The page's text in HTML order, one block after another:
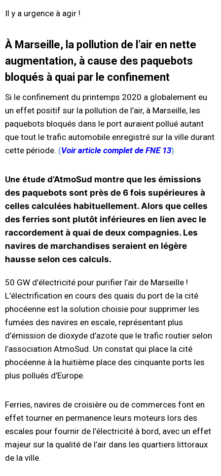
Il y a urgence à agir !
À Marseille, la pollution de l’air en nette
augmentation, à cause des paquebots
bloqués à quai par le confinement
Si le confinement du printemps 2020 a globalement eu
un effet positif sur la pollution de l’air, à Marseille, les
paquebots bloqués dans le port auraient pollué autant
que tout le trafic automobile enregistré sur la ville durant
cette période. (Voir article complet de FNE 13)
Une étude d’AtmoSud montre que les émissions
des paquebots sont près de 6 fois supérieures à
celles calculées habituellement. Alors que celles
des ferries sont plutôt inférieures en lien avec le
raccordement à quai de deux compagnies. Les
navires de marchandises seraient en légère
hausse selon ces calculs.
50 GW d’électricité pour purifier l’air de Marseille !
L’électrification en cours des quais du port de la cité
phocéenne est la solution choisie pour supprimer les
fumées des navires en escale, représentant plus
d’émission de dioxyde d’azote que le trafic routier selon
l’association AtmoSud. Un constat qui place la cité
phocéenne à la huitième place des cinquante ports les
plus pollués d’Europe.
Ferries, navires de croisière ou de commerces font en
effet tourner en permanence leurs moteurs lors des
escales pour fournir de l’électricité à bord, avec un effet
majeur sur la qualité de l’air dans les quartiers littoraux
de la ville.